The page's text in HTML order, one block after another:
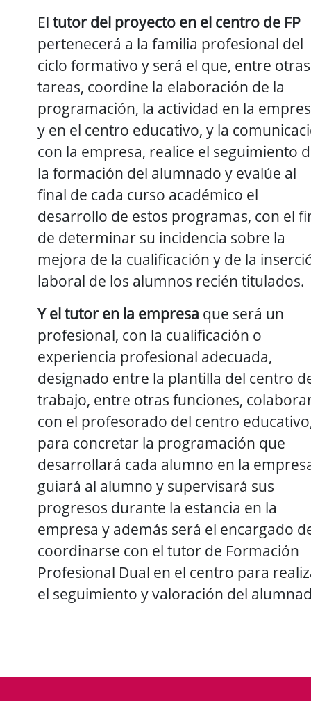
El tutor del proyecto en el centro de FP
pertenecerá a la familia profesional del
ciclo formativo y será el que, entre otras
tareas, coordine la elaboración de la
programación, la actividad en la
y en el centro educativo, y la
con la empresa, realice el seguimiento
la formación del alumnado y evalúe al
final de cada curso académico el
desarrollo de estos programas, con el
de determinar su incidencia sobre la
mejora de la cualificación y de la
laboral de los alumnos recién titulados.
Y el tutor en la empresa que será un
profesional, con la cualificación o
experiencia profesional adecuada,
designado entre la plantilla del centro
trabajo, entre otras funciones,
con el profesorado del centro
para concretar la programación que
desarrollará cada alumno en la
guiará al alumno y supervisará sus
progresos durante la estancia en la
empresa y además será el encargado
coordinarse con el tutor de Formación
Profesional Dual en el centro para
el seguimiento y valoración del